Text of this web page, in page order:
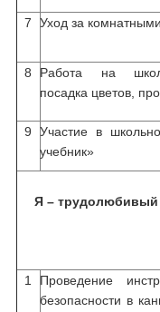
7 Уход за
8
Работа на
посадка цветов,
9
Участие в
учебник»
Я – трудолюбивый
1
Проведение
безопасности в